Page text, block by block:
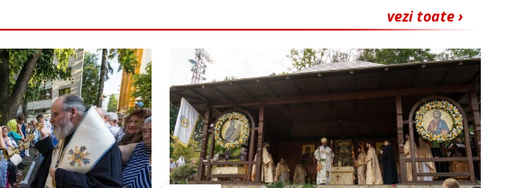
vezi toate ›